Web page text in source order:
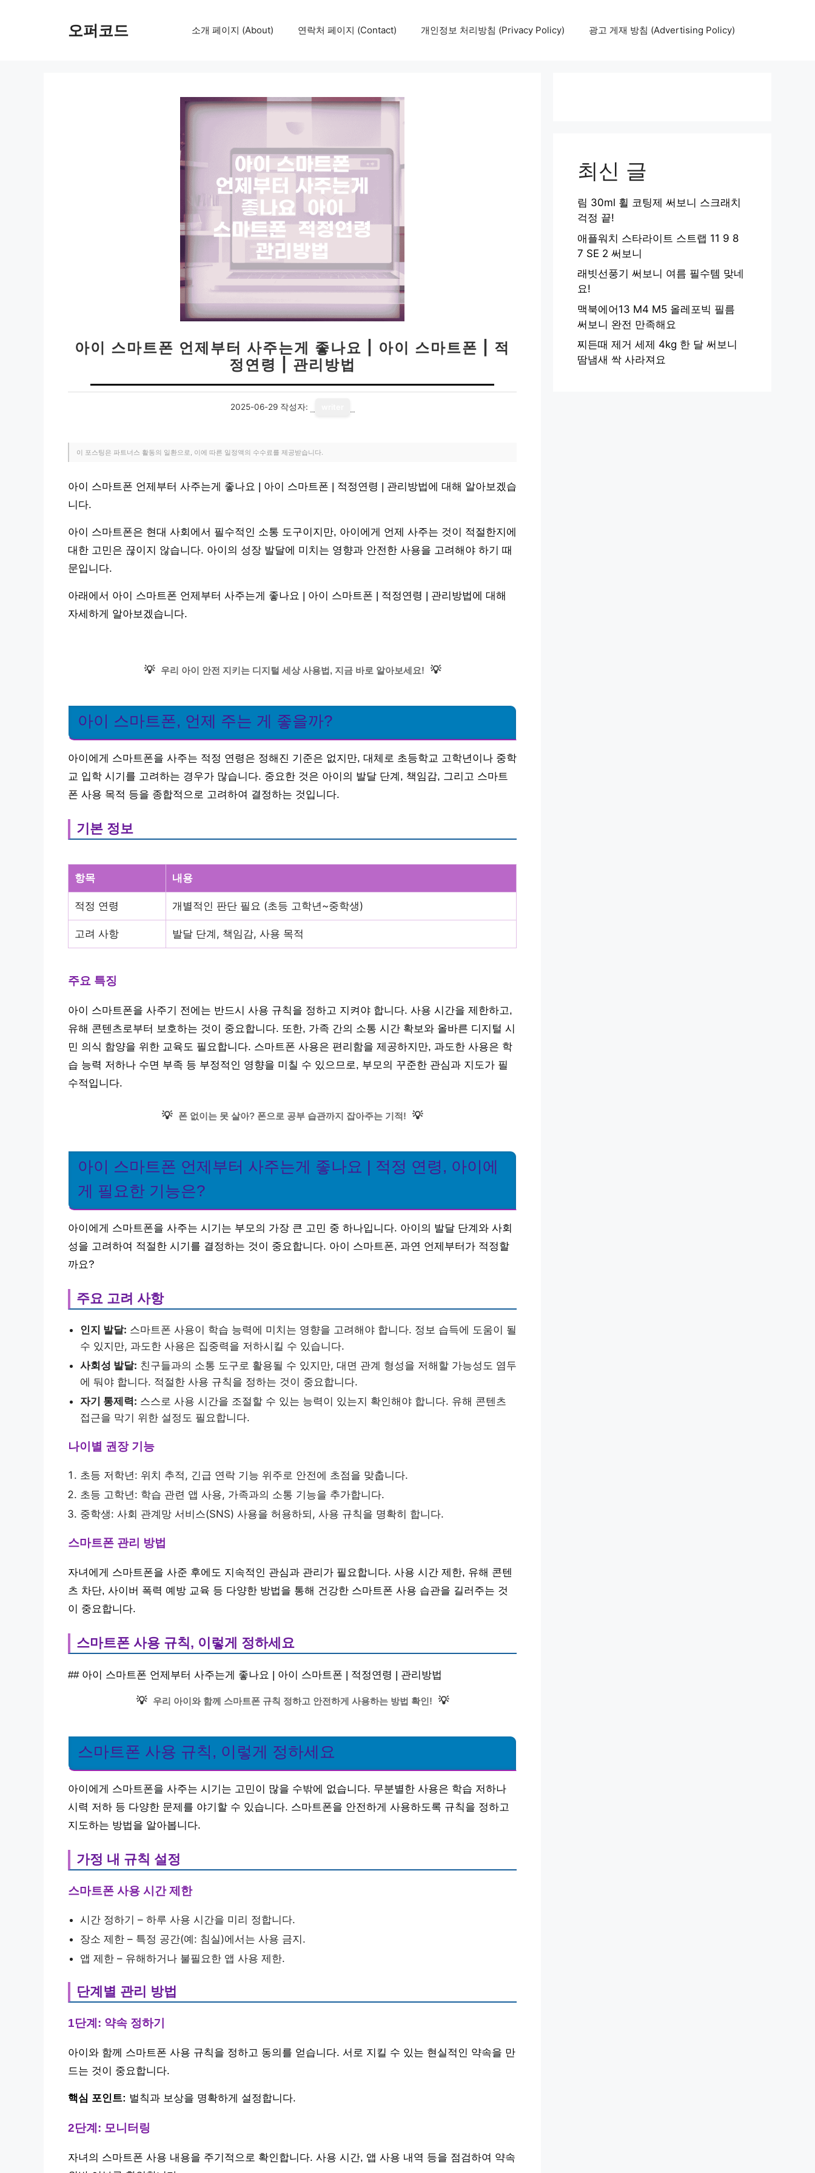
오퍼코드 소개 페이지 (About) 연락처 페이지 (Contact) 개인정보 처리방침 (Privacy Policy) 광고 게재 방침 (Advertising Policy)
아이 스마트폰 언제부터 사주는게 좋나요 | 아이 스마트폰 | 적
정연령 | 관리방법
2025-06-29 작성자:
이 포스팅은 파트너스 활동의 일환으로, 이에 따른 일정액의 수수료를 제공받습니다.
아이 스마트폰 언제부터 사주는게 좋나요 | 아이 스마트폰 | 적정연령 | 관리방법에 대해 알아보겠습
니다.
아이 스마트폰은 현대 사회에서 필수적인 소통 도구이지만, 아이에게 언제 사주는 것이 적절한지에
대한 고민은 끊이지 않습니다. 아이의 성장 발달에 미치는 영향과 안전한 사용을 고려해야 하기 때
문입니다.
아래에서 아이 스마트폰 언제부터 사주는게 좋나요 | 아이 스마트폰 | 적정연령 | 관리방법에 대해
자세하게 알아보겠습니다.
💡 우리 아이 안전 지키는 디지털 세상 사용법, 지금 바로 알아보세요! 💡
아이 스마트폰, 언제 주는 게 좋을까?
아이에게 스마트폰을 사주는 적정 연령은 정해진 기준은 없지만, 대체로 초등학교 고학년이나 중학
교 입학 시기를 고려하는 경우가 많습니다. 중요한 것은 아이의 발달 단계, 책임감, 그리고 스마트
폰 사용 목적 등을 종합적으로 고려하여 결정하는 것입니다.
기본 정보
항목 내용
적정 연령 개별적인 판단 필요 (초등 고학년~중학생)
고려 사항 발달 단계, 책임감, 사용 목적
주요 특징
아이 스마트폰을 사주기 전에는 반드시 사용 규칙을 정하고 지켜야 합니다. 사용 시간을 제한하고,
유해 콘텐츠로부터 보호하는 것이 중요합니다. 또한, 가족 간의 소통 시간 확보와 올바른 디지털 시
민 의식 함양을 위한 교육도 필요합니다. 스마트폰 사용은 편리함을 제공하지만, 과도한 사용은 학
습 능력 저하나 수면 부족 등 부정적인 영향을 미칠 수 있으므로, 부모의 꾸준한 관심과 지도가 필
수적입니다.
💡 폰 없이는 못 살아? 폰으로 공부 습관까지 잡아주는 기적! 💡
아이 스마트폰 언제부터 사주는게 좋나요 | 적정 연령, 아이에
게 필요한 기능은?
아이에게 스마트폰을 사주는 시기는 부모의 가장 큰 고민 중 하나입니다. 아이의 발달 단계와 사회
성을 고려하여 적절한 시기를 결정하는 것이 중요합니다. 아이 스마트폰, 과연 언제부터가 적정할
까요?
주요 고려 사항
인지 발달: 스마트폰 사용이 학습 능력에 미치는 영향을 고려해야 합니다. 정보 습득에 도움이 될
수 있지만, 과도한 사용은 집중력을 저하시킬 수 있습니다.
사회성 발달: 친구들과의 소통 도구로 활용될 수 있지만, 대면 관계 형성을 저해할 가능성도 염두
에 둬야 합니다. 적절한 사용 규칙을 정하는 것이 중요합니다.
자기 통제력: 스스로 사용 시간을 조절할 수 있는 능력이 있는지 확인해야 합니다. 유해 콘텐츠
접근을 막기 위한 설정도 필요합니다.
나이별 권장 기능
초등 저학년: 위치 추적, 긴급 연락 기능 위주로 안전에 초점을 맞춥니다.
초등 고학년: 학습 관련 앱 사용, 가족과의 소통 기능을 추가합니다.
중학생: 사회 관계망 서비스(SNS) 사용을 허용하되, 사용 규칙을 명확히 합니다.
스마트폰 관리 방법
자녀에게 스마트폰을 사준 후에도 지속적인 관심과 관리가 필요합니다. 사용 시간 제한, 유해 콘텐
츠 차단, 사이버 폭력 예방 교육 등 다양한 방법을 통해 건강한 스마트폰 사용 습관을 길러주는 것
이 중요합니다.
스마트폰 사용 규칙, 이렇게 정하세요
## 아이 스마트폰 언제부터 사주는게 좋나요 | 아이 스마트폰 | 적정연령 | 관리방법
💡 우리 아이와 함께 스마트폰 규칙 정하고 안전하게 사용하는 방법 확인! 💡
스마트폰 사용 규칙, 이렇게 정하세요
아이에게 스마트폰을 사주는 시기는 고민이 많을 수밖에 없습니다. 무분별한 사용은 학습 저하나
시력 저하 등 다양한 문제를 야기할 수 있습니다. 스마트폰을 안전하게 사용하도록 규칙을 정하고
지도하는 방법을 알아봅니다.
가정 내 규칙 설정
스마트폰 사용 시간 제한
시간 정하기 – 하루 사용 시간을 미리 정합니다.
장소 제한 – 특정 공간(예: 침실)에서는 사용 금지.
앱 제한 – 유해하거나 불필요한 앱 사용 제한.
단계별 관리 방법
1단계: 약속 정하기
아이와 함께 스마트폰 사용 규칙을 정하고 동의를 얻습니다. 서로 지킬 수 있는 현실적인 약속을 만
드는 것이 중요합니다.
핵심 포인트: 벌칙과 보상을 명확하게 설정합니다.
2단계: 모니터링
자녀의 스마트폰 사용 내용을 주기적으로 확인합니다. 사용 시간, 앱 사용 내역 등을 점검하여 약속
최신 글
림 30ml 휠 코팅제 써보니 스크래치
걱정 끝!
애플워치 스타라이트 스트랩 11 9 8
7 SE 2 써보니
래빗선풍기 써보니 여름 필수템 맞네
요!
맥북에어13 M4 M5 올레포빅 필름
써보니 완전 만족해요
찌든때 제거 세제 4kg 한 달 써보니
땀냄새 싹 사라져요